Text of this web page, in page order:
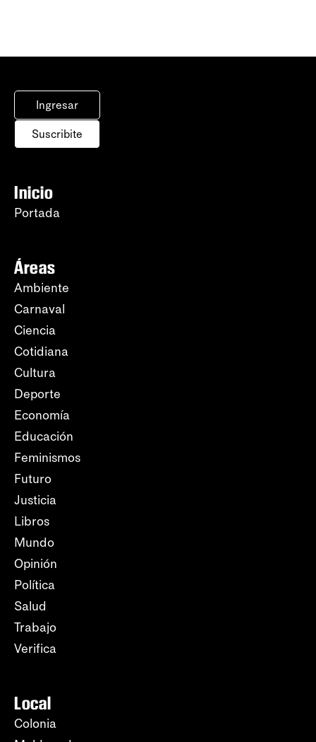
Ingresar
Suscribite
Inicio
Portada
Áreas
Ambiente
Carnaval
Ciencia
Cotidiana
Cultura
Deporte
Economía
Educación
Feminismos
Futuro
Justicia
Libros
Mundo
Opinión
Política
Salud
Trabajo
Verifica
Local
Colonia